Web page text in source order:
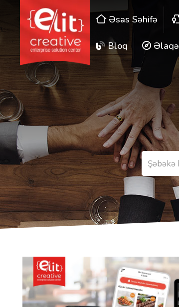
Əsas Səhifə
Bloq Əlaqə